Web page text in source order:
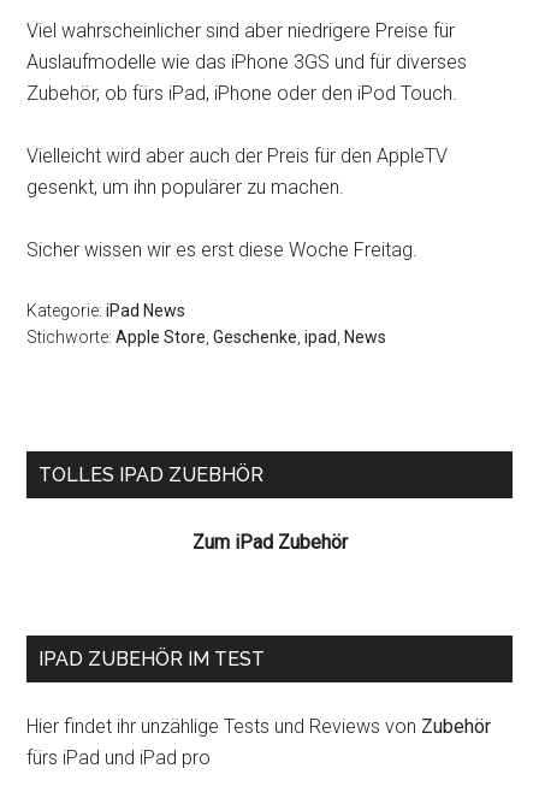
Viel wahrscheinlicher sind aber niedrigere Preise für
Auslaufmodelle wie das iPhone 3GS und für diverses
Zubehör, ob fürs iPad, iPhone oder den iPod Touch.
Vielleicht wird aber auch der Preis für den AppleTV
gesenkt, um ihn populärer zu machen.
Sicher wissen wir es erst diese Woche Freitag.
Kategorie:iPad News
Stichworte:Apple Store ,Geschenke ,ipad News
Seitenspalte
TOLLES IPAD ZUEBHÖR
Zum iPad Zubehör
IPAD ZUBEHÖR IM TEST
Hier findet ihr unzählige Tests und Reviews von Zubehör
fürs iPad und iPad pro